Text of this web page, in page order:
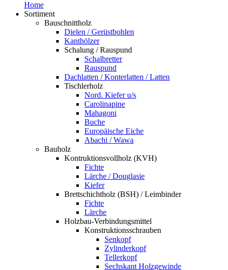
Home
Sortiment
Bauschnittholz
Dielen / Gerüstbohlen
Kanthölzer
Schalung / Rauspund
Schalbretter
Rauspund
Dachlatten / Konterlatten / Latten
Tischlerholz
Nord. Kiefer u/s
Carolinapine
Mahagoni
Buche
Europäische Eiche
Abachi / Wawa
Bauholz
Kontruktionsvollholz (KVH)
Fichte
Lärche / Douglasie
Kiefer
Brettschichtholz (BSH) / Leimbinder
Fichte
Lärche
Holzbau-Verbindungsmittel
Konstruktionsschrauben
Senkopf
Zylinderkopf
Tellerkopf
Sechskant Holzgewinde